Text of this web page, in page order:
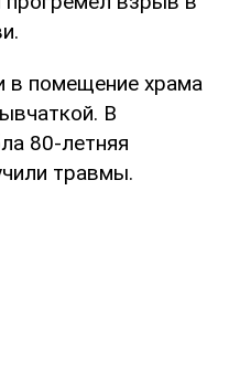
в помещение храма
В
80-летняя
травмы.